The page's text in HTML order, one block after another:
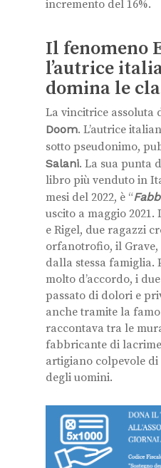
incremento del 16%.
Il fenomeno
l’autrice
domina le
La vincitrice assoluta
Doom. L’autrice
sotto pseudonimo,
Salani. La sua punta
libro più venduto in
mesi del 2022, è “
uscito a maggio
e Rigel, due ragazzi
orfanotrofio, il
dalla stessa famiglia.
molto d’accordo, i
passato di dolori e
anche tramite la
raccontava tra le
fabbricante di
artigiano colpevole
degli uomini.